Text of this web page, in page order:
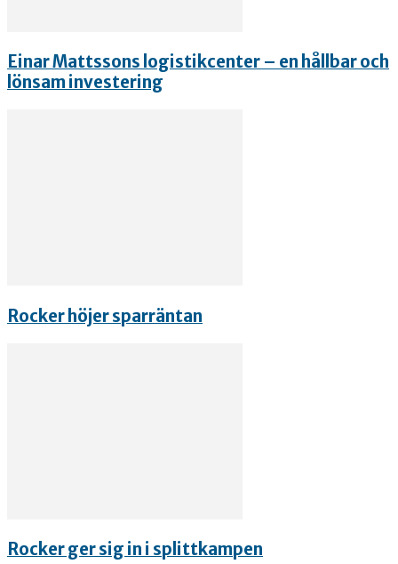
Einar Mattssons logistikcenter – en hållbar och
lönsam investering
Rocker höjer sparräntan
Rocker ger sig in i splittkampen